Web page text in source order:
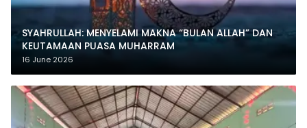
SYAHRULLAH: MENYELAMI MAKNA “BULAN ALLAH” DAN
KEUTAMAAN PUASA MUHARRAM
16 June 2026